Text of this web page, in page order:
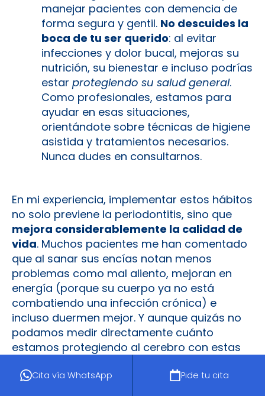
Cita vía WhatsApp Pide tu cita
manejar pacientes con demencia de
forma segura y gentil. No descuides la
boca de tu ser querido: al evitar
infecciones y dolor bucal, mejoras su
nutrición, su bienestar e incluso podrías
estar protegiendo su salud general.
Como profesionales, estamos para
ayudar en esas situaciones,
orientándote sobre técnicas de higiene
asistida y tratamientos necesarios.
Nunca dudes en consultarnos.
En mi experiencia, implementar estos hábitos
no solo previene la periodontitis, sino que
mejora considerablemente la calidad de
vida. Muchos pacientes me han comentado
que al sanar sus encías notan menos
problemas como mal aliento, mejoran en
energía (porque su cuerpo ya no está
combatiendo una infección crónica) e
incluso duermen mejor. Y aunque quizás no
podamos medir directamente cuánto
estamos protegiendo al cerebro con estas
boca sana reduce cargas inflamatorias y